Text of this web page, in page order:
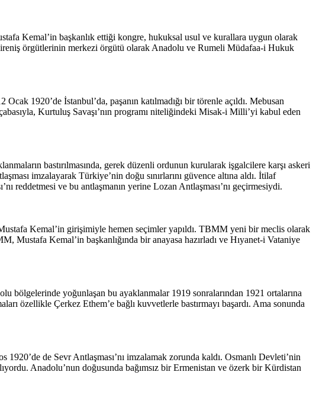
Kemal’in başkanlık ettiği kongre, hukuksal usul ve kurallara uygun olarak
örgütlerinin merkezi örgütü olarak Anadolu ve Rumeli Müdafaa-i Hukuk
1920’de İstanbul’da, paşanın katılmadığı bir törenle açıldı. Mebusan
Kurtuluş Savaşı’nın programı niteliğindeki Misak-i Milli’yi kabul eden
bastırılmasında, gerek düzenli ordunun kurularak işgalcilere karşı askeri
imzalayarak Türkiye’nin doğu sınırlarını güvence altına aldı. İtilaf
reddetmesi ve bu antlaşmanın yerine Lozan Antlaşması’nı geçirmesiydi.
Kemal’in girişimiyle hemen seçimler yapıldı. TBMM yeni bir meclis olarak
Mustafa Kemal’in başkanlığında bir anayasa hazırladı ve Hıyanet-i Vataniye
bölgelerinde yoğunlaşan bu ayaklanmalar 1919 sonralarından 1921 ortalarına
özellikle Çerkez Ethem’e bağlı kuvvetlerle bastırmayı başardı. Ama sonunda
de Sevr Antlaşması’nı imzalamak zorunda kaldı. Osmanlı Devleti’nin
Anadolu’nun doğusunda bağımsız bir Ermenistan ve özerk bir Kürdistan